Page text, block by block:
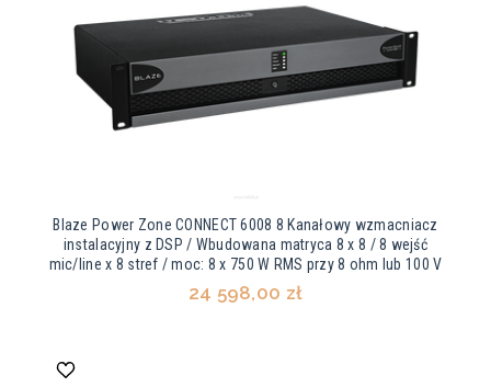
Blaze Power Zone CONNECT 6008 8 Kanałowy wzmacniacz
instalacyjny z DSP / Wbudowana matryca 8 x 8 / 8 wejść
mic/line x 8 stref / moc: 8 x 750 W RMS przy 8 ohm lub 100 V
24 598,00 zł